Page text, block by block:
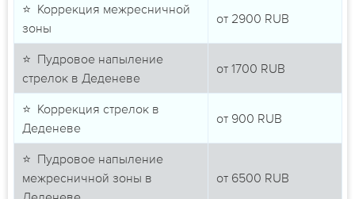
⭐ Коррекция межресничной
зоны
от 2900 RUB
⭐ Пудровое напыление
стрелок в Деденеве
от 1700 RUB
⭐ Коррекция стрелок в
Деденеве
от 900 RUB
⭐ Пудровое напыление
межресничной зоны в
от 6500 RUB